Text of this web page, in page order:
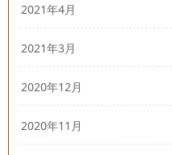
2021年4月
2021年3月
2020年12月
2020年11月